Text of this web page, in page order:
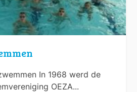
In 1968 werd de
OEZA...